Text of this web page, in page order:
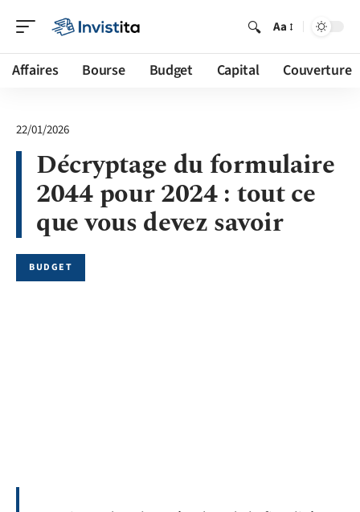
Aa
Affaires Bourse Budget Capital Couverture
22/01/2026
Décryptage du formulaire
2044 pour 2024 : tout ce
que vous devez savoir
BUDGET